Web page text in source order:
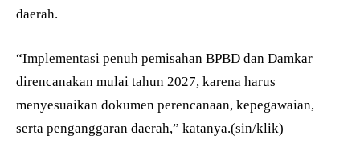
daerah.
“Implementasi penuh pemisahan BPBD dan Damkar
direncanakan mulai tahun 2027, karena harus
menyesuaikan dokumen perencanaan, kepegawaian,
serta penganggaran daerah,” katanya.(sin/klik)